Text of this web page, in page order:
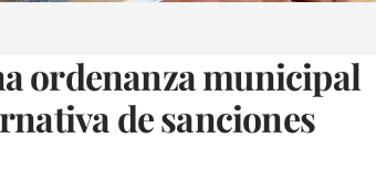
ordenanza municipal
de sanciones